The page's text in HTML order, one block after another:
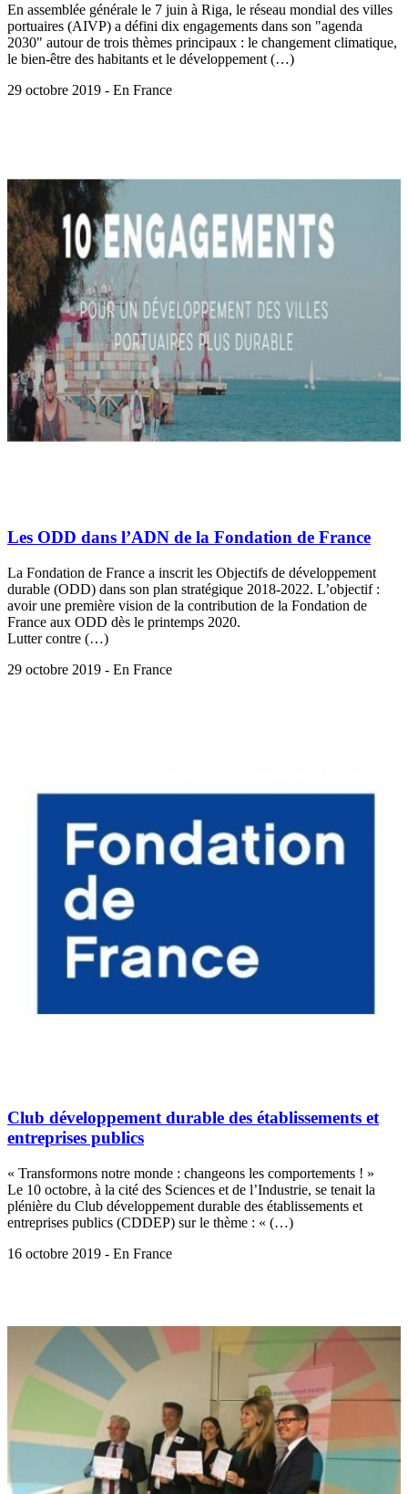
En assemblée générale le 7 juin à Riga, le réseau mondial des villes
portuaires (AIVP) a défini dix engagements dans son "agenda
2030" autour de trois thèmes principaux : le changement climatique,
le bien-être des habitants et le développement (…)
29 octobre 2019 - En France
Les ODD dans l’ADN de la Fondation de France
La Fondation de France a inscrit les Objectifs de développement
durable (ODD) dans son plan stratégique 2018-2022. L’objectif :
avoir une première vision de la contribution de la Fondation de
France aux ODD dès le printemps 2020.
Lutter contre (…)
29 octobre 2019 - En France
Club développement durable des établissements et
entreprises publics
« Transformons notre monde : changeons les comportements ! »
Le 10 octobre, à la cité des Sciences et de l’Industrie, se tenait la
plénière du Club développement durable des établissements et
entreprises publics (CDDEP) sur le thème : « (…)
16 octobre 2019 - En France